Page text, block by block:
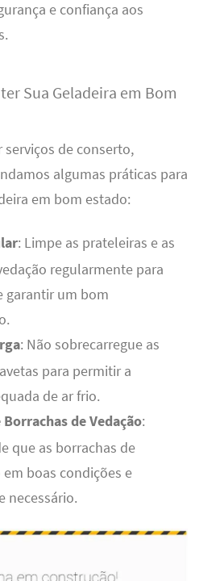
e confiança aos
Sua Geladeira em Bom
serviços de conserto,
algumas práticas para
em bom estado:
: Limpe as prateleiras e as
regularmente para
garantir um bom
: Não sobrecarregue as
para permitir a
de ar frio.
de Vedação:
que as borrachas de
boas condições e
necessário.